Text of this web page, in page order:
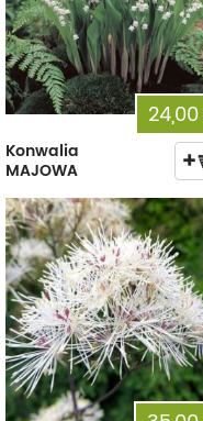
24,00
Konwalia
MAJOWA